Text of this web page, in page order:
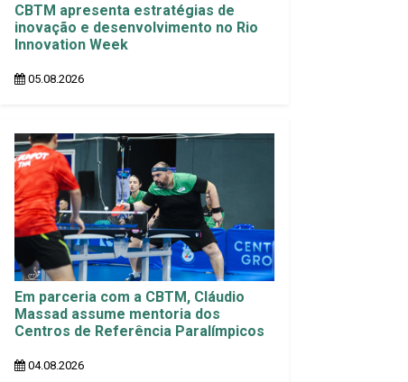
CBTM apresenta estratégias de
inovação e desenvolvimento no Rio
Innovation Week
05.08.2026
Em parceria com a CBTM, Cláudio
Massad assume mentoria dos
Centros de Referência Paralímpicos
04.08.2026